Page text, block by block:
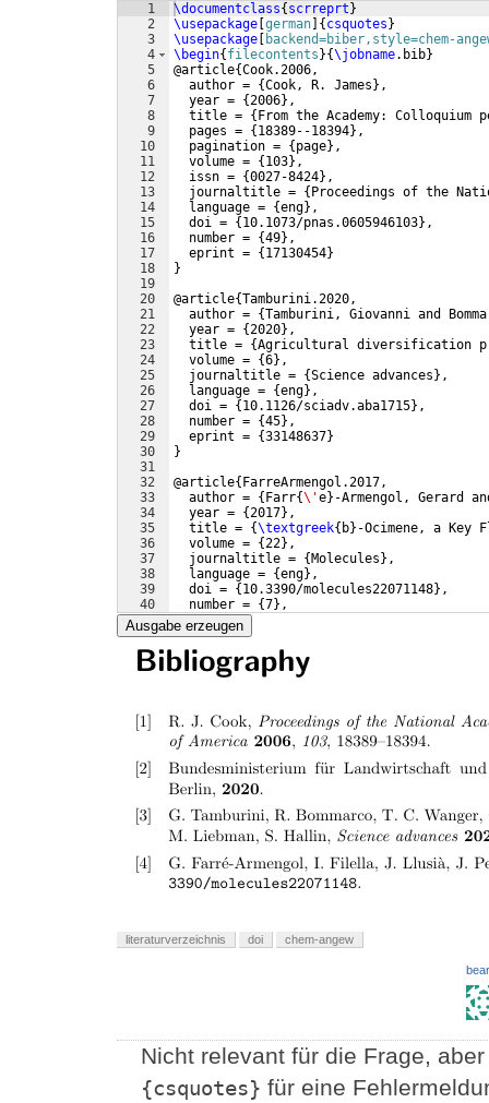
1
2
3
4
5
6
7
8
9
10
11
12
13
14
15
16
17
18
19
20
21
22
23
24
25
26
27
28
29
30
31
32
33
34
35
36
37
38
39
40
41
\documentclass{ scrreprt }
\usepackage german { csquotes }
\usepackage
backend=biber,style=chem-
\begin{ filecontents }{\jobname.bib}
@article{Cook.2006,
  author =
{Cook, R. James } ,
  year =
{2006} ,
  title =
{ From the Academy:
  pages =
{ 18389--18394} ,
  pagination =
{ page} ,
  volume =
{ 103} ,
  issn =
{0027-8424} ,
  journaltitle =
{ Proceedings of the
  language =
{eng} ,
  doi =
{ 10.1073/pnas.0605946103} ,
  number =
{49} ,
  eprint =
{ 17130454}
}
@article{Tamburini.2020,
  author =
{Tamburini, Giovanni and
  year =
{2020} ,
  title =
{Agricultural diversification
  volume =
{6} ,
  journaltitle =
{Science advances } ,
  language =
{eng} ,
  doi =
{ 10.1126/sciadv.aba1715} ,
  number =
{45} ,
  eprint =
{33148637}
}
@article{ FarreArmengol.2017,
  author =
{ Farr{\'e} -Armengol, Gerard
  year =
{2017} ,
  title =
{\textgreek{ b} -Ocimene, a
  volume =
{22} ,
  journaltitle =
{ Molecules } ,
  language =
{eng} ,
  doi =
{ 10.3390/molecules22071148} ,
  number =
{7} ,
  eprint =
Ausgabe erzeugen
literaturverzeichnis doi chem-angew
Nicht relevant für die Frage,
{csquotes} für eine